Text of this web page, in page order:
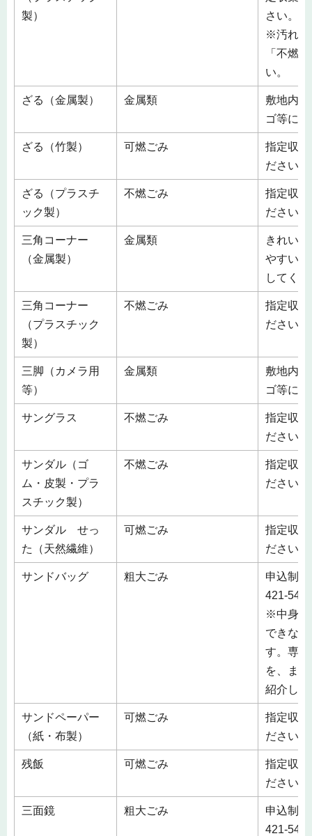
製）
さい。
※汚れの
「不燃
い。
ざる（金属製） 金属類
敷地内
ゴ等に
ざる（竹製） 可燃ごみ
指定収
ださい。
ざる（プラスチ
ック製）
不燃ごみ
指定収
ださい。
三角コーナー
（金属製）
金属類
きれい
やすい
してく
三角コーナー
（プラスチック
製）
不燃ごみ
指定収
ださい。
三脚（カメラ用
等）
金属類
敷地内
ゴ等に
サングラス 不燃ごみ
指定収
ださい。
サンダル（ゴ
ム・皮製・プラ
スチック製）
不燃ごみ
指定収
ださい。
サンダル せっ
た（天然繊維）
可燃ごみ
指定収
ださい。
サンドバッグ 粗大ごみ
申込制
421-
※中身が
できな
す。専
を、ま
紹介し
サンドペーパー
（紙・布製）
可燃ごみ
指定収
ださい。
残飯 可燃ごみ
指定収
ださい。
三面鏡 粗大ごみ
申込制
421-